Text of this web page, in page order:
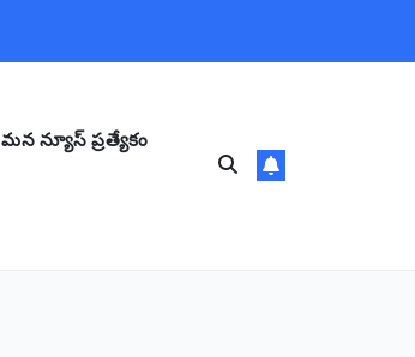
మన న్యూస్ ప్రత్యేకం